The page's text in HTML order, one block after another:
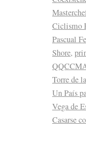
Ciclismo
Pascual
Shore,
Torre de
Un País
Vega de
Casarse